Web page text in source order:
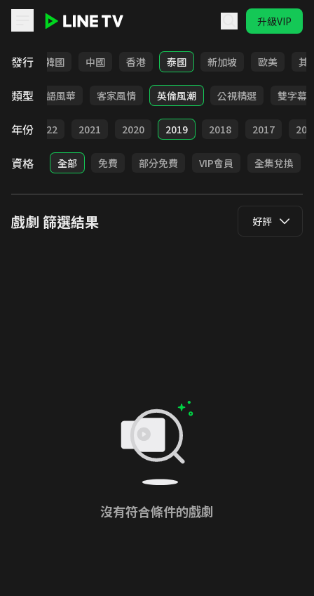
升級VIP
發行
日本 韓國 中國 香港 泰國 新加坡 歐美 其
類型
俠 台語風華 客家風情 英倫風潮 公視精選 雙字幕
年份 2022 2021 2020 2019 2018 2017
資格 全部 免費 部分免費 VIP會員 全集兌換
戲劇 篩選結果 好評
沒有符合條件的戲劇